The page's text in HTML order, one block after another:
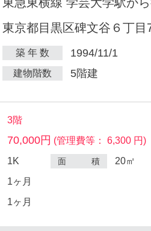
東京都目黒区碑文谷６丁目
築 年 数 1994/11/1
建物階数 5階建
3階
70,000円 (管理費等： 6,300 円)
1K 面 積 20㎡
1ヶ月
1ヶ月